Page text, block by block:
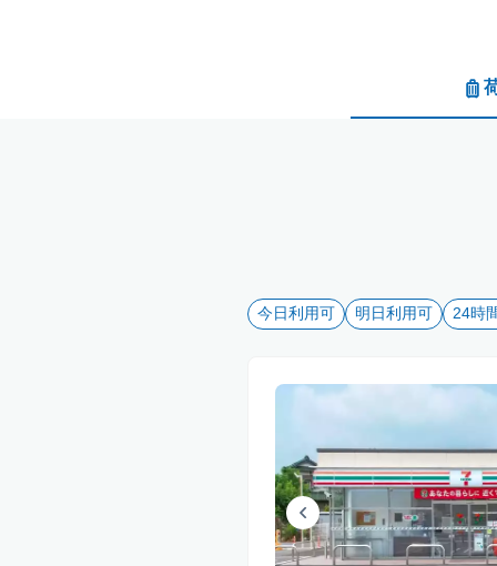
今日利用可 明日利用可 24時